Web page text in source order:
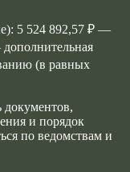
5 524 892,57 ₽ —
(в равных
документов,
и порядок
по ведомствам и